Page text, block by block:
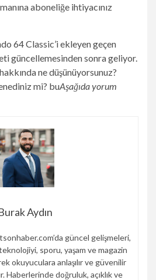
aboneliğe ihtiyacınız
64 Classic’i ekleyen geçen
güncellemesinden sonra geliyor.
ne düşünüyorsunuz?
mi? buAşağıda yorum
Aydın
güncel gelişmeleri,
sporu, yaşam ve magazin
okuyuculara anlaşılır ve güvenilir
Haberlerinde doğruluk, açıklık ve